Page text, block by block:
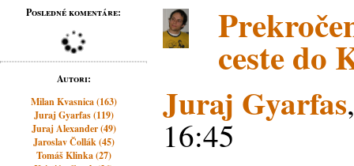
Posledné komentáre:
Autori:
Milan Kvasnica (163)
Juraj Gyarfas (119)
Juraj Alexander (49)
Jaroslav Čollák (45)
Tomáš Klinka (27)
ceste do
Juraj Gyarfas
16:45